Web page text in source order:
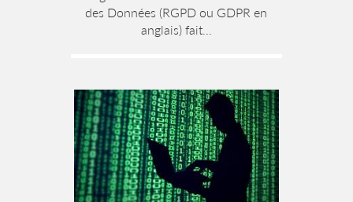
des Données (RGPD ou GDPR en
anglais) fait...